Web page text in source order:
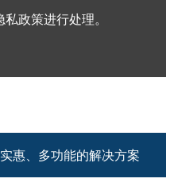
私政策进行处理。
惠、多功能的解决方案